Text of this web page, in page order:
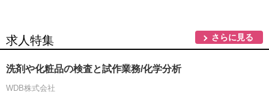
求人特集 さらに見る
洗剤や化粧品の検査と試作業務/化学分析
WDB株式会社